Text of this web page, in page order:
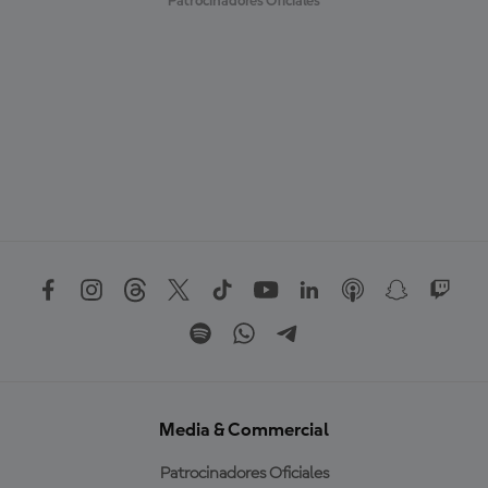
Media & Commercial
Patrocinadores Oficiales